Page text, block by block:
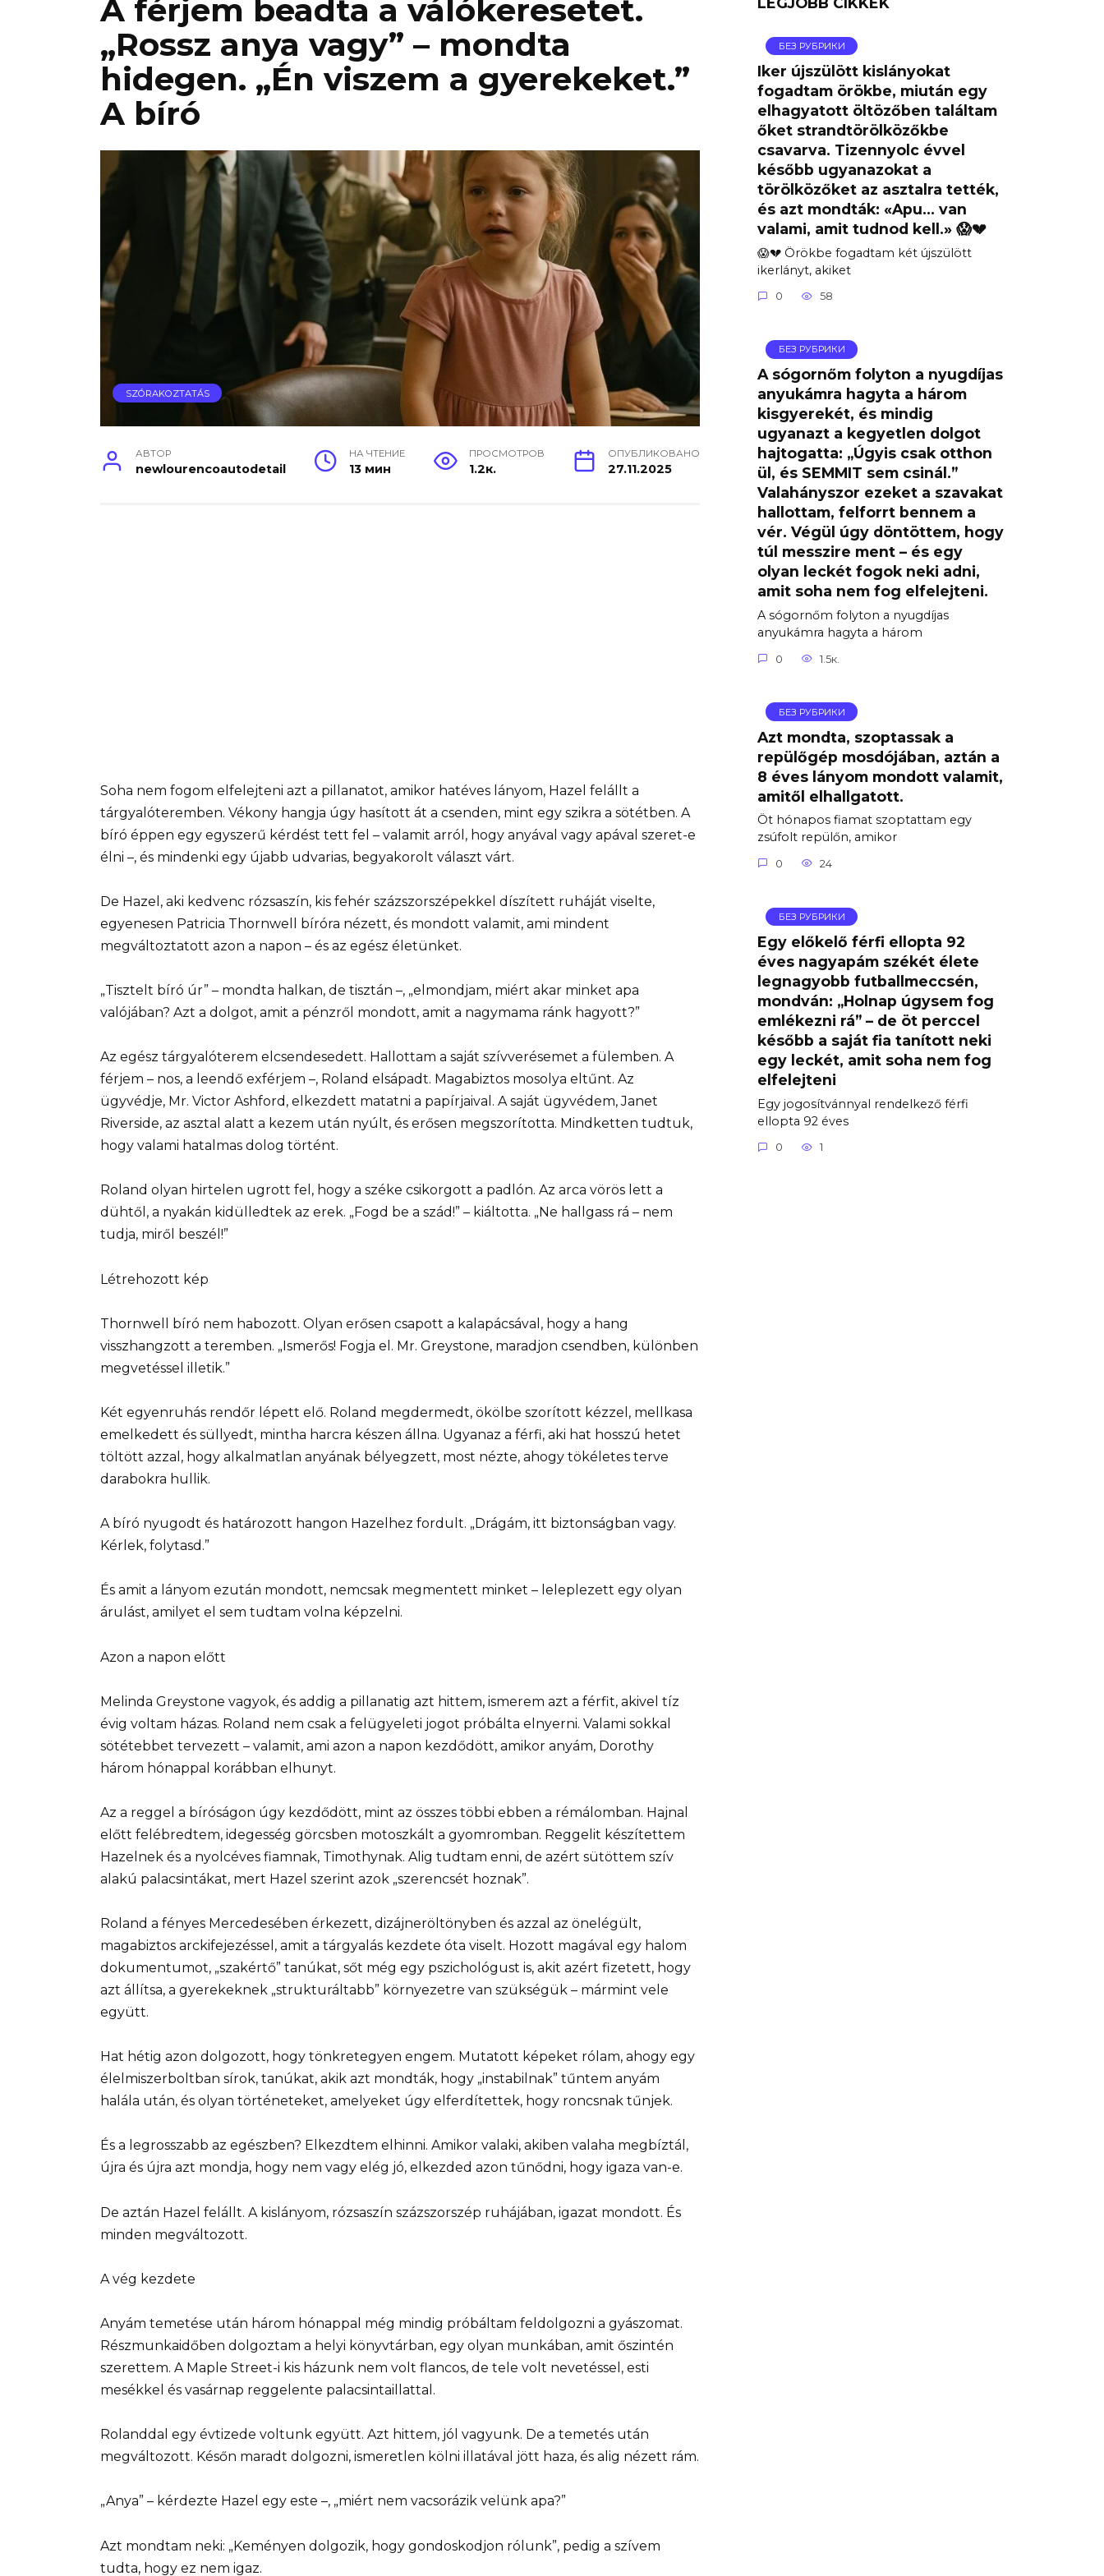
A férjem beadta a válókeresetet.
„Rossz anya vagy” – mondta
hidegen. „Én viszem a gyerekeket.”
A bíró
SZÓRAKOZTATÁS
АВТОР
newlourencoautodetail
НА ЧТЕНИЕ
13 мин
ПРОСМОТРОВ
1.2к.
ОПУБЛИКОВАНО
27.11.2025
Soha nem fogom elfelejteni azt a pillanatot, amikor hatéves lányom, Hazel felállt a
tárgyalóteremben. Vékony hangja úgy hasított át a csenden, mint egy szikra a sötétben. A
bíró éppen egy egyszerű kérdést tett fel – valamit arról, hogy anyával vagy apával szeret-e
élni –, és mindenki egy újabb udvarias, begyakorolt ​​választ várt.
De Hazel, aki kedvenc rózsaszín, kis fehér százszorszépekkel díszített ruháját viselte,
egyenesen Patricia Thornwell bíróra nézett, és mondott valamit, ami mindent
megváltoztatott azon a napon – és az egész életünket.
„Tisztelt bíró úr” – mondta halkan, de tisztán –, „elmondjam, miért akar minket apa
valójában? Azt a dolgot, amit a pénzről mondott, amit a nagymama ránk hagyott?”
Az egész tárgyalóterem elcsendesedett. Hallottam a saját szívverésemet a fülemben. A
férjem – nos, a leendő exférjem –, Roland elsápadt. Magabiztos mosolya eltűnt. Az
ügyvédje, Mr. Victor Ashford, elkezdett matatni a papírjaival. A saját ügyvédem, Janet
Riverside, az asztal alatt a kezem után nyúlt, és erősen megszorította. Mindketten tudtuk,
hogy valami hatalmas dolog történt.
Roland olyan hirtelen ugrott fel, hogy a széke csikorgott a padlón. Az arca vörös lett a
dühtől, a nyakán kidülledtek az erek. „Fogd be a szád!” – kiáltotta. „Ne hallgass rá – nem
tudja, miről beszél!”
Létrehozott kép
Thornwell bíró nem habozott. Olyan erősen csapott a kalapácsával, hogy a hang
visszhangzott a teremben. „Ismerős! Fogja el. Mr. Greystone, maradjon csendben, különben
megvetéssel illetik.”
Két egyenruhás rendőr lépett elő. Roland megdermedt, ökölbe szorított kézzel, mellkasa
emelkedett és süllyedt, mintha harcra készen állna. Ugyanaz a férfi, aki hat hosszú hetet
töltött azzal, hogy alkalmatlan anyának bélyegzett, most nézte, ahogy tökéletes terve
darabokra hullik.
A bíró nyugodt és határozott hangon Hazelhez fordult. „Drágám, itt biztonságban vagy.
Kérlek, folytasd.”
És amit a lányom ezután mondott, nemcsak megmentett minket – leleplezett egy olyan
árulást, amilyet el sem tudtam volna képzelni.
Azon a napon előtt
Melinda Greystone vagyok, és addig a pillanatig azt hittem, ismerem azt a férfit, akivel tíz
évig voltam házas. Roland nem csak a felügyeleti jogot próbálta elnyerni. Valami sokkal
sötétebbet tervezett – valamit, ami azon a napon kezdődött, amikor anyám, Dorothy
három hónappal korábban elhunyt.
Az a reggel a bíróságon úgy kezdődött, mint az összes többi ebben a rémálomban. Hajnal
előtt felébredtem, idegesség görcsben motoszkált a gyomromban. Reggelit készítettem
Hazelnek és a nyolcéves fiamnak, Timothynak. Alig tudtam enni, de azért sütöttem szív
alakú palacsintákat, mert Hazel szerint azok „szerencsét hoznak”.
Roland a fényes Mercedesében érkezett, dizájneröltönyben és azzal az önelégült,
magabiztos arckifejezéssel, amit a tárgyalás kezdete óta viselt. Hozott magával egy halom
dokumentumot, „szakértő” tanúkat, sőt még egy pszichológust is, akit azért fizetett, hogy
azt állítsa, a gyerekeknek „strukturáltabb” környezetre van szükségük – mármint vele
együtt.
Hat hétig azon dolgozott, hogy tönkretegyen engem. Mutatott képeket rólam, ahogy egy
élelmiszerboltban sírok, tanúkat, akik azt mondták, hogy „instabilnak” tűntem anyám
halála után, és olyan történeteket, amelyeket úgy elferdítettek, hogy roncsnak tűnjek.
És a legrosszabb az egészben? Elkezdtem elhinni. Amikor valaki, akiben valaha megbíztál,
újra és újra azt mondja, hogy nem vagy elég jó, elkezded azon tűnődni, hogy igaza van-e.
De aztán Hazel felállt. A kislányom, rózsaszín százszorszép ruhájában, igazat mondott. És
minden megváltozott.
A vég kezdete
Anyám temetése után három hónappal még mindig próbáltam feldolgozni a gyászomat.
Részmunkaidőben dolgoztam a helyi könyvtárban, egy olyan munkában, amit őszintén
szerettem. A Maple Street-i kis házunk nem volt flancos, de tele volt nevetéssel, esti
mesékkel és vasárnap reggelente palacsintaillattal.
Rolanddal egy évtizede voltunk együtt. Azt hittem, jól vagyunk. De a temetés után
megváltozott. Későn maradt dolgozni, ismeretlen kölni illatával jött haza, és alig nézett rám.
„Anya” – kérdezte Hazel egy este –, „miért nem vacsorázik velünk apa?”
Azt mondtam neki: „Keményen dolgozik, hogy gondoskodjon rólunk”, pedig a szívem
tudta, hogy ez nem igaz.
БЕЗ РУБРИКИ
Iker újszülött kislányokat
fogadtam örökbe, miután egy
elhagyatott öltözőben találtam
őket strandtörölközőkbe
csavarva. Tizennyolc évvel
később ugyanazokat a
törölközőket az asztalra tették,
és azt mondták: «Apu… van
valami, amit tudnod kell.» 😱💔
😱💔 Örökbe fogadtam két újszülött
ikerlányt, akiket
0 58
БЕЗ РУБРИКИ
A sógornőm folyton a nyugdíjas
anyukámra hagyta a három
kisgyerekét, és mindig
ugyanazt a kegyetlen dolgot
hajtogatta: „Úgyis csak otthon
ül, és SEMMIT sem csinál.”
Valahányszor ezeket a szavakat
hallottam, felforrt bennem a
vér. Végül úgy döntöttem, hogy
túl messzire ment – ​​és egy
olyan leckét fogok neki adni,
amit soha nem fog elfelejteni.
A sógornőm folyton a nyugdíjas
anyukámra hagyta a három
0 1.5к.
БЕЗ РУБРИКИ
Azt mondta, szoptassak a
repülőgép mosdójában, aztán a
8 éves lányom mondott valamit,
amitől elhallgatott.
Öt hónapos fiamat szoptattam egy
zsúfolt repülőn, amikor
0 24
БЕЗ РУБРИКИ
Egy előkelő férfi ellopta 92
éves nagyapám székét élete
legnagyobb futballmeccsén,
mondván: „Holnap úgysem fog
emlékezni rá” – de öt perccel
később a saját fia tanított neki
egy leckét, amit soha nem fog
elfelejteni
Egy jogosítvánnyal rendelkező férfi
ellopta 92 éves
0 1